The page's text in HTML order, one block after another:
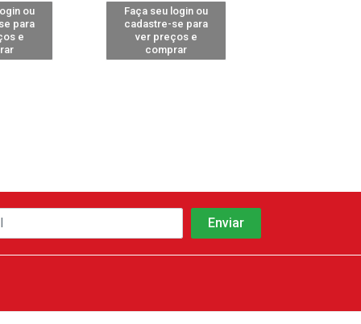
ou
para
e
Faça seu login ou
cadastre-se para
ver preços e
comprar